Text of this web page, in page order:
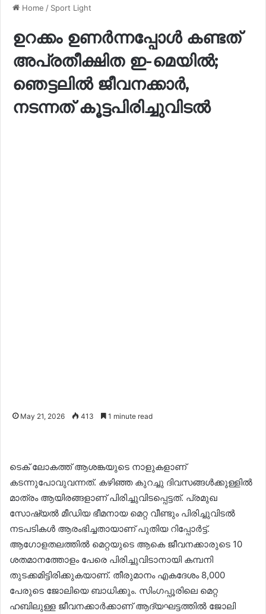
Home / Sport Light
ഉറക്കം ഉണർന്നപ്പോൾ കണ്ടത്
അപ്രതീക്ഷിത ഇ-മെയിൽ;
ഞെട്ടലിൽ ജീവനക്കാർ,
നടന്നത് കൂട്ടപിരിച്ചുവിടൽ
May 21, 2026 413 1 minute read
ടെക് ലോകത്ത് ആശങ്കയുടെ നാളുകളാണ്
കടന്നുപോവുവന്നത്. കഴിഞ്ഞ കുറച്ചു ദിവസങ്ങൾക്കുള്ളിൽ
മാത്രം ആയിരങ്ങളാണ് പിരിച്ചുവിടപ്പെട്ടത്. പ്രമുഖ
സോഷ്യൽ മീഡിയ ഭീമനായ മെറ്റ വീണ്ടും പിരിച്ചുവിടൽ
നടപടികൾ ആരംഭിച്ച‌തായാണ് പുതിയ റിപ്പോർട്ട്.
ആഗോളതലത്തിൽ മെറ്റയുടെ ആകെ ജീവനക്കാരുടെ 10
ശതമാനത്തോളം പേരെ പിരിച്ചുവിടാനായി കമ്പനി
തുടക്കമിട്ടിരിക്കുകയാണ്. തീരുമാനം എകദേശം 8,000
പേരുടെ ജോലിയെ ബാധിക്കും. സിംഗപ്പൂരിലെ മെറ്റ
ഹബിലുള്ള ജീവനക്കാർക്കാണ് ആദ്യഘട്ടത്തിൽ ജോലി